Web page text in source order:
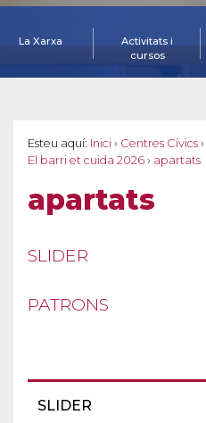
La Xarxa
Activitats i
cursos
Esteu aquí: Inici › Centres Cívics ›
El barri et cuida 2026 › apartats
apartats
SLIDER
SLIDER
PATRONS